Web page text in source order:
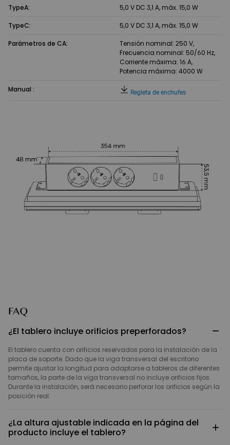
TypeA: 5,0 V DC 3,1 A, máx. 15,0 W
TypeC: 5,0 V DC 3,1 A, máx. 15,0 W
Parámetros de CA:
Tensión nominal: 250 V,
Frecuencia nominal: 50/60 Hz,
Corriente máxima: 16 A,
Potencia máxima: 4000 W
Manual : Regleta de enchufes
FAQ
¿El tablero incluye orificios preperforados? −
El tablero cuenta con orificios reservados para la instalación de la
placa de soporte. Dado que la viga transversal del escritorio
permite ajustar la longitud para adaptarse a tableros de diferentes
tamaños, la parte de la viga transversal no incluye orificios fijos.
Durante la instalación, será necesario perforar los orificios según la
posición real.
¿La altura ajustable indicada en la página del
producto incluye el tablero?
+